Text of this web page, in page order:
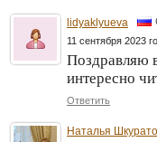
lidyaklyueva
11 сентября 2023
Поздравляю
интересно
Ответить
Наталья